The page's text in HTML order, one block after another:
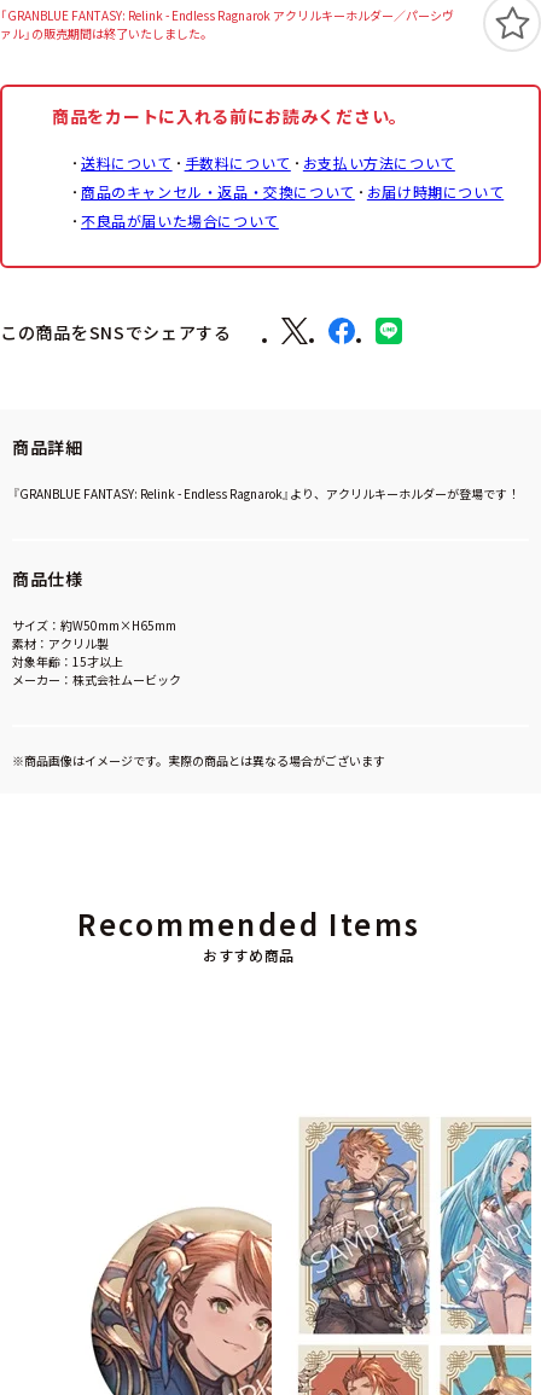
「GRANBLUE FANTASY: Relink - Endless Ragnarok アクリルキーホルダー／パーシヴ
ァル」の販売期間は終了いたしました。
商品をカートに入れる前にお読みください。
送料について 手数料について
お支払い方法について
商品のキャンセル・返品・交換について
お届け時期について
不良品が届いた場合について
この商品をSNSでシェアする
商品詳細
『GRANBLUE FANTASY: Relink - Endless Ragnarok』より、アクリルキーホルダーが登場です！
商品仕様
サイズ：約W50mm×H65mm
素材：アクリル製
対象年齢：15才以上
メーカー：株式会社ムービック
※商品画像はイメージです。実際の商品とは異なる場合がございます
おすすめ商品
Recommended Items